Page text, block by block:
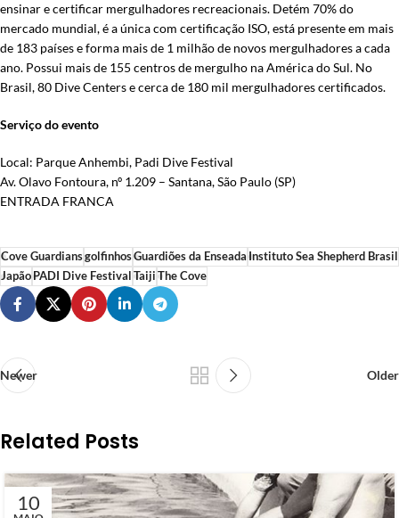
ensinar e certificar mergulhadores recreacionais. Detém 70% do
mercado mundial, é a única com certificação ISO, está presente em mais
de 183 países e forma mais de 1 milhão de novos mergulhadores a cada
ano. Possui mais de 155 centros de mergulho na América do Sul. No
Brasil, 80 Dive Centers e cerca de 180 mil mergulhadores certificados.
Serviço do evento
Local: Parque Anhembi, Padi Dive Festival
Av. Olavo Fontoura, nº 1.209 – Santana, São Paulo (SP)
ENTRADA FRANCA
Cove GuardiansgolfinhosGuardiões da Enseada Instituto Sea Shepherd Brasil
JapãoPADI Dive Festival Taiji The Cove
Newer Older
Related Posts
10